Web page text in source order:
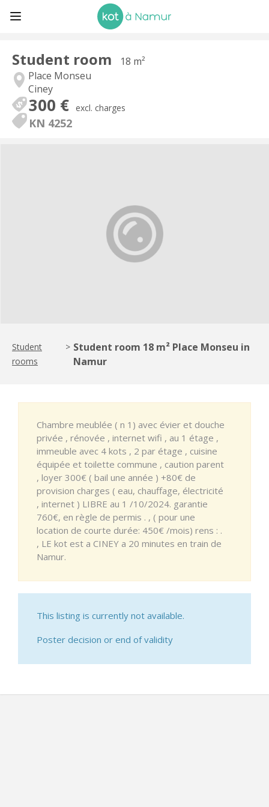
Student room
18 m²
Place Monseu
Ciney
300 € excl. charges
KN 4252
Student
rooms
> Student room 18 m² Place Monseu in
Namur
Chambre meublée ( n 1) avec évier et douche
privée , rénovée , internet wifi , au 1 étage ,
immeuble avec 4 kots , 2 par étage , cuisine
équipée et toilette commune , caution parent
, loyer 300€ ( bail une année ) +80€ de
provision charges ( eau, chauffage, électricité
, internet ) LIBRE au 1 /10/2024. garantie
760€, en règle de permis . , ( pour une
location de courte durée: 450€ /mois) rens : .
, LE kot est a CINEY a 20 minutes en train de
Namur.
This listing is currently not available.
Poster decision or end of validity